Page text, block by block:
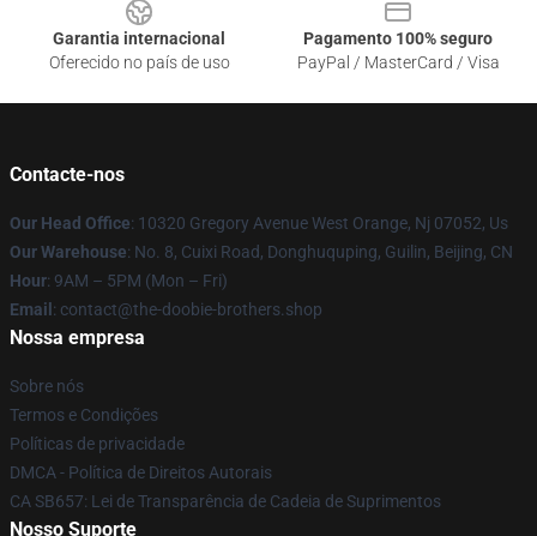
Garantia internacional
Oferecido no país de uso
Pagamento 100% seguro
PayPal / MasterCard / Visa
Contacte-nos
Our Head Office: 10320 Gregory Avenue West Orange, Nj 07052, Us
Our Warehouse: No. 8, Cuixi Road, Donghuquping, Guilin, Beijing, CN
Hour: 9AM – 5PM (Mon – Fri)
Email : contact@the-doobie-brothers.shop
Nossa empresa
Sobre nós
Termos e Condições
Políticas de privacidade
DMCA - Política de Direitos Autorais
CA SB657: Lei de Transparência de Cadeia de Suprimentos
Nosso Suporte